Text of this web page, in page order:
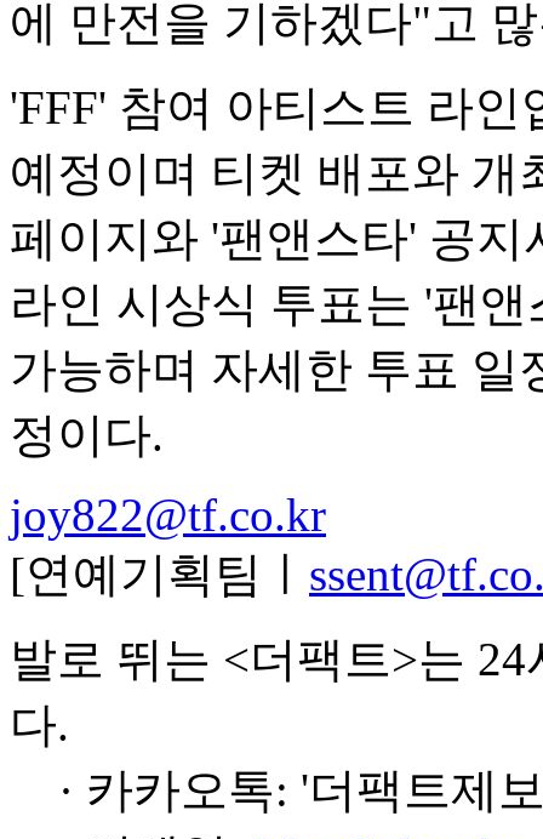
에 만전을 기하겠다"고
'FFF' 참여 아티스트 라
예정이며 티켓 배포와 개
페이지와 '팬앤스타' 공
라인 시상식 투표는 '팬
가능하며 자세한 투표 일
정이다.
joy822@tf.co.kr
[연예기획팀ㅣ
발로 뛰는 <더팩트>는
다.
· 카카오톡: '더팩트제